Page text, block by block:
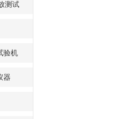
测试
验机
器